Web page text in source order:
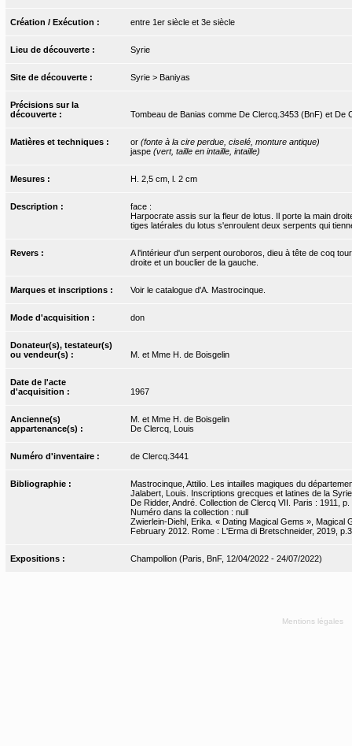
Création / Exécution : entre 1er siècle et 3e siècle
Lieu de découverte : Syrie
Site de découverte : Syrie > Baniyas
Précisions sur la
découverte :
Tombeau de Banias comme De Clercq.3453 (BnF) et
Matières et techniques : or (fonte à la cire perdue, ciselé, monture antique)
jaspe (vert, taille en intaille, intaille)
Mesures : H. 2,5 cm, l. 2 cm
Description :
face :
Harpocrate assis sur la fleur de lotus. Il porte la main
tiges latérales du lotus s'enroulent deux serpents qui
Revers :
A l'intérieur d'un serpent ouroboros, dieu à tête de coq
droite et un bouclier de la gauche.
Marques et inscriptions : Voir le catalogue d'A. Mastrocinque.
Mode d'acquisition : don
Donateur(s), testateur(s)
ou vendeur(s) :
M. et Mme H. de Boisgelin
Date de l'acte
d'acquisition :
1967
Ancienne(s)
appartenance(s) :
M. et Mme H. de Boisgelin
De Clercq, Louis
Numéro d'inventaire : de Clercq.3441
Bibliographie :
Mastrocinque, Attilio. Les intailles magiques du
Jalabert, Louis. Inscriptions grecques et latines de la
De Ridder, André. Collection de Clercq VII. Paris : 1911, p.
Numéro dans la collection : null
Zwierlein-Diehl, Erika. « Dating Magical Gems »,
February 2012. Rome : L'Erma di Bretschneider, 2019,
Expositions : Champollion (Paris, BnF, 12/04/2022 - 24/07/2022)
Mentions légales